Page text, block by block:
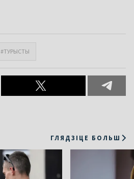
#ТУРЫСТЫ
ГЛЯДЗІЦЕ БОЛЬШ